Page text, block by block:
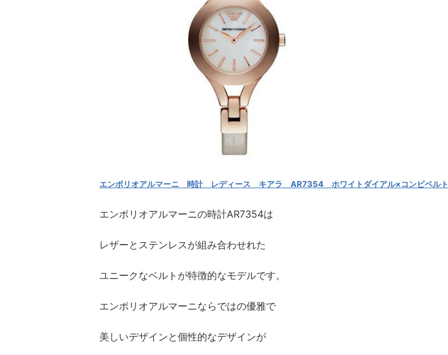
エンポリオアルマーニ 時計 レディース キアラ AR7354 ホワイトダイアル×コンビベルト
エンポリオアルマーニの時計AR7354は
レザーとステンレスが組み合わせれた
ユニークなベルトが特徴的なモデルです。
エンポリオアルマーニならではの優雅で
美しいデザインと個性的なデザインが